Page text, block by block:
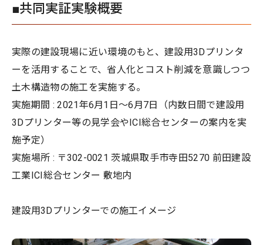
■共同実証実験概要
実際の建設現場に近い環境のもと、建設用3Dプリンタ
ーを活用することで、省人化とコスト削減を意識しつつ
土木構造物の施工を実施する。
実施期間 : 2021年6月1日〜6月7日（内数日間で建設用
3Dプリンター等の見学会やICI総合センターの案内を実
施予定）
実施場所 : 〒302-0021 茨城県取手市寺田5270 前田建設
工業ICI総合センター 敷地内
建設用3Dプリンターでの施工イメージ